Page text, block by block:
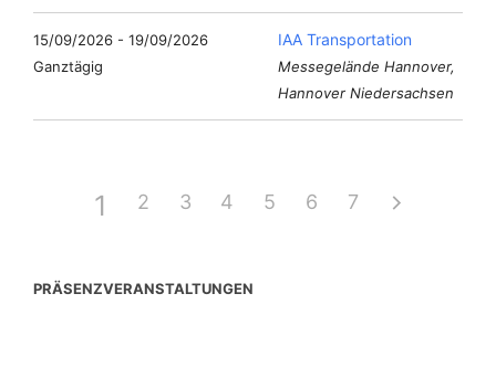
15/09/2026 - 19/09/2026
Ganztägig
IAA Transportation
Messegelände Hannover,
Hannover Niedersachsen
1 2 3 4 5 6 7
PRÄSENZVERANSTALTUNGEN